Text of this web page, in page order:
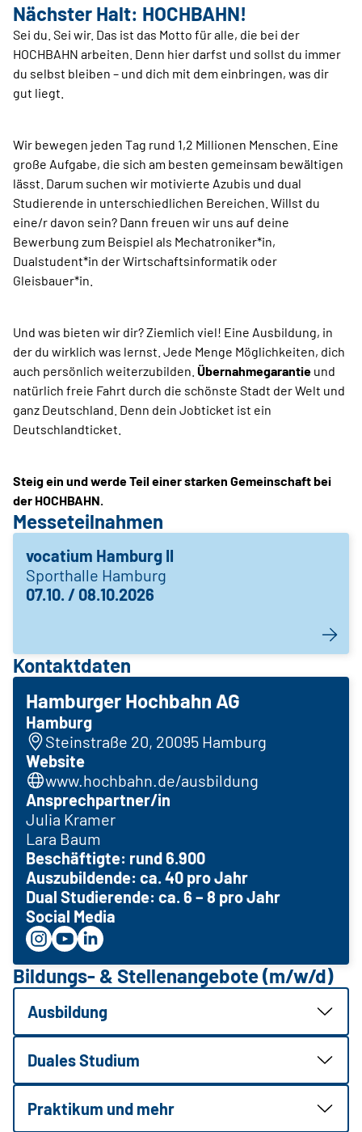
Nächster Halt: HOCHBAHN!
Sei du. Sei wir. Das ist das Motto für alle, die bei der
HOCHBAHN arbeiten. Denn hier darfst und sollst du immer
du selbst bleiben – und dich mit dem einbringen, was dir
gut liegt.
Wir bewegen jeden Tag rund 1,2 Millionen Menschen. Eine
große Aufgabe, die sich am besten gemeinsam bewältigen
lässt. Darum suchen wir motivierte Azubis und dual
Studierende in unterschiedlichen Bereichen. Willst du
eine/r davon sein? Dann freuen wir uns auf deine
Bewerbung zum Beispiel als Mechatroniker*in,
Dualstudent*in der Wirtschaftsinformatik oder
Gleisbauer*in.
Und was bieten wir dir? Ziemlich viel! Eine Ausbildung, in
der du wirklich was lernst. Jede Menge Möglichkeiten, dich
auch persönlich weiterzubilden. Übernahmegarantie und
natürlich freie Fahrt durch die schönste Stadt der Welt und
ganz Deutschland. Denn dein Jobticket ist ein
Deutschlandticket.
Steig ein und werde Teil einer starken Gemeinschaft bei
der HOCHBAHN.
Messeteilnahmen
vocatium Hamburg II
Sporthalle Hamburg
07.10. / 08.10.2026
Kontaktdaten
Hamburger Hochbahn AG
Hamburg
Steinstraße 20, 20095 Hamburg
Website
www.hochbahn.de/ausbildung
Ansprechpartner/in
Julia Kramer
Lara Baum
Beschäftigte: rund 6.900
Auszubildende: ca. 40 pro Jahr
Dual Studierende: ca. 6 – 8 pro Jahr
Social Media
Bildungs- & Stellenangebote (m/w/d)
Ausbildung
Duales Studium
Praktikum und mehr